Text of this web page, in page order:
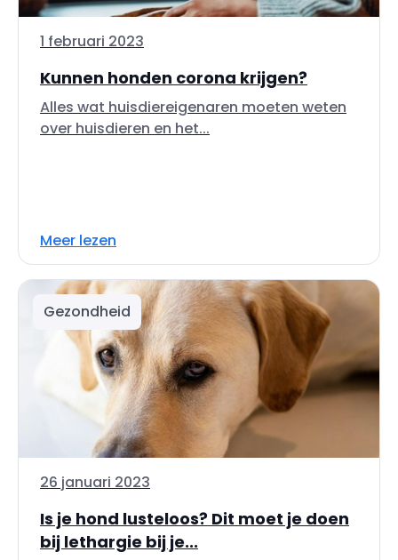
1 februari 2023
Kunnen honden corona krijgen?
Alles wat huisdiereigenaren moeten weten
over huisdieren en het...
Meer lezen
Gezondheid
26 januari 2023
Is je hond lusteloos? Dit moet je doen
bij lethargie bij je...